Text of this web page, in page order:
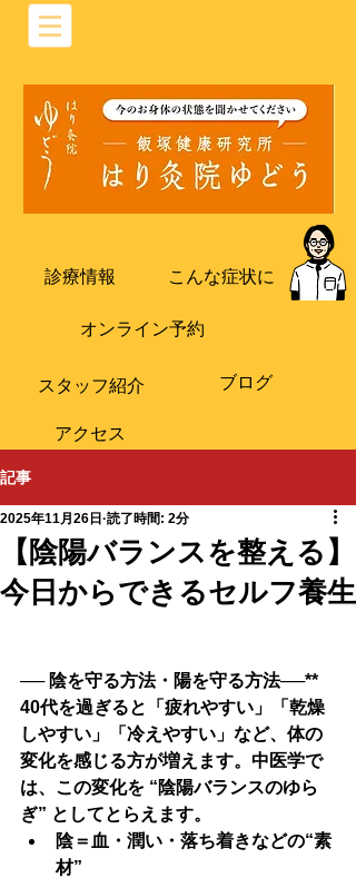
診療情報 こんな症状に
オンライン予約
​スタッフ紹介 ブログ
​アクセス
記事
【陰陽バランスを整える】
今日からできるセルフ養生
2025年11月26日 読了時間: 2分
── 陰を守る方法・陽を守る方法──**
40代を過ぎると「疲れやすい」「乾燥
しやすい」「冷えやすい」など、体の
変化を感じる方が増えます。中医学で
は、この変化を “陰陽バランスのゆら
ぎ” としてとらえます。
陰＝血・潤い・落ち着きなどの“素
材”